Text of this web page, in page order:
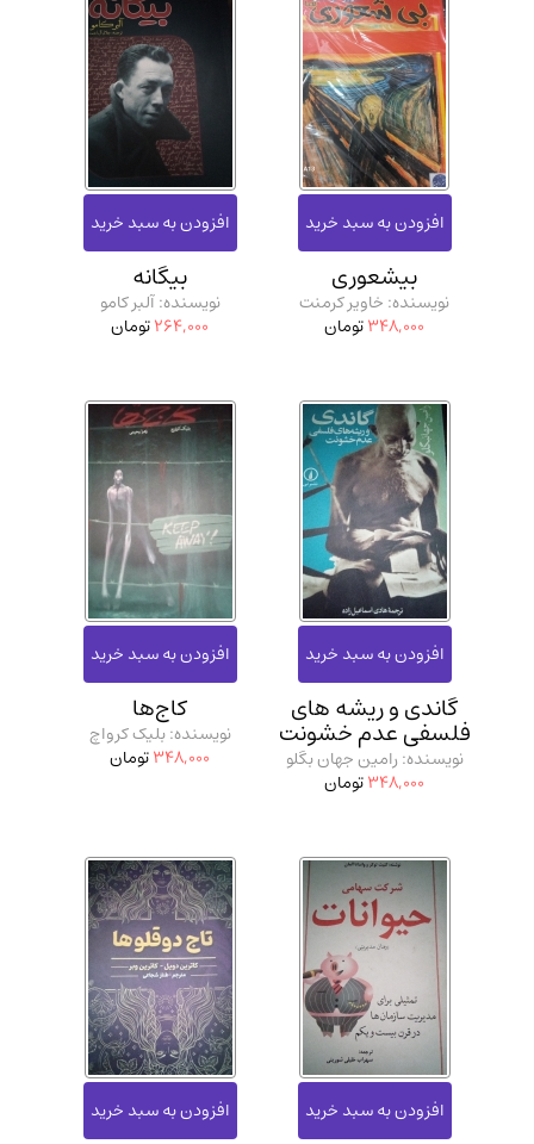
بیشعوری
نویسنده: خاویر کرمنت
348,000تومان
بیگانه
نویسنده: آلبر کامو
264,000تومان
گاندی و ریشه‌ های
فلسفی عدم خشونت
نویسنده: رامین جهان بگلو
348,000تومان
کاج‌ها
نویسنده: بلیک کرواچ
348,000تومان